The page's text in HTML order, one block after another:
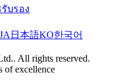
บรอง
JA 日本語KO한국어
. All rights reserved.
of excellence